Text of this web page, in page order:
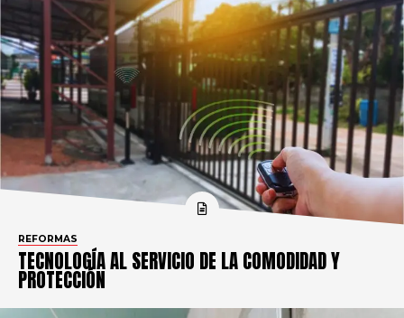
REFORMAS
TECNOLOGÍA AL SERVICIO DE LA COMODIDAD Y
PROTECCIÓN